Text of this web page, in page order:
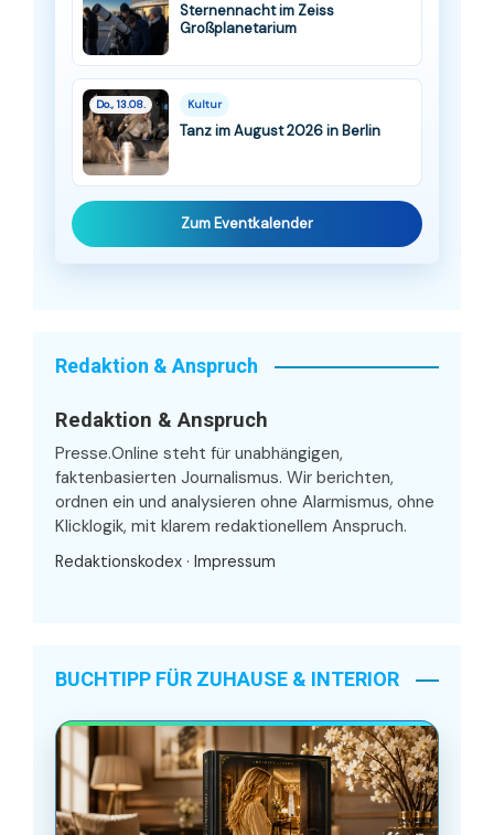
Sternennacht im Zeiss
Großplanetarium
Do., 13.08. Kultur
Tanz im August 2026 in Berlin
Zum Eventkalender
Redaktion & Anspruch
Redaktion & Anspruch
Presse.Online steht für unabhängigen,
faktenbasierten Journalismus. Wir berichten,
ordnen ein und analysieren ohne Alarmismus, ohne
Klicklogik, mit klarem redaktionellem Anspruch.
Redaktionskodex · Impressum
BUCHTIPP FÜR ZUHAUSE & INTERIOR